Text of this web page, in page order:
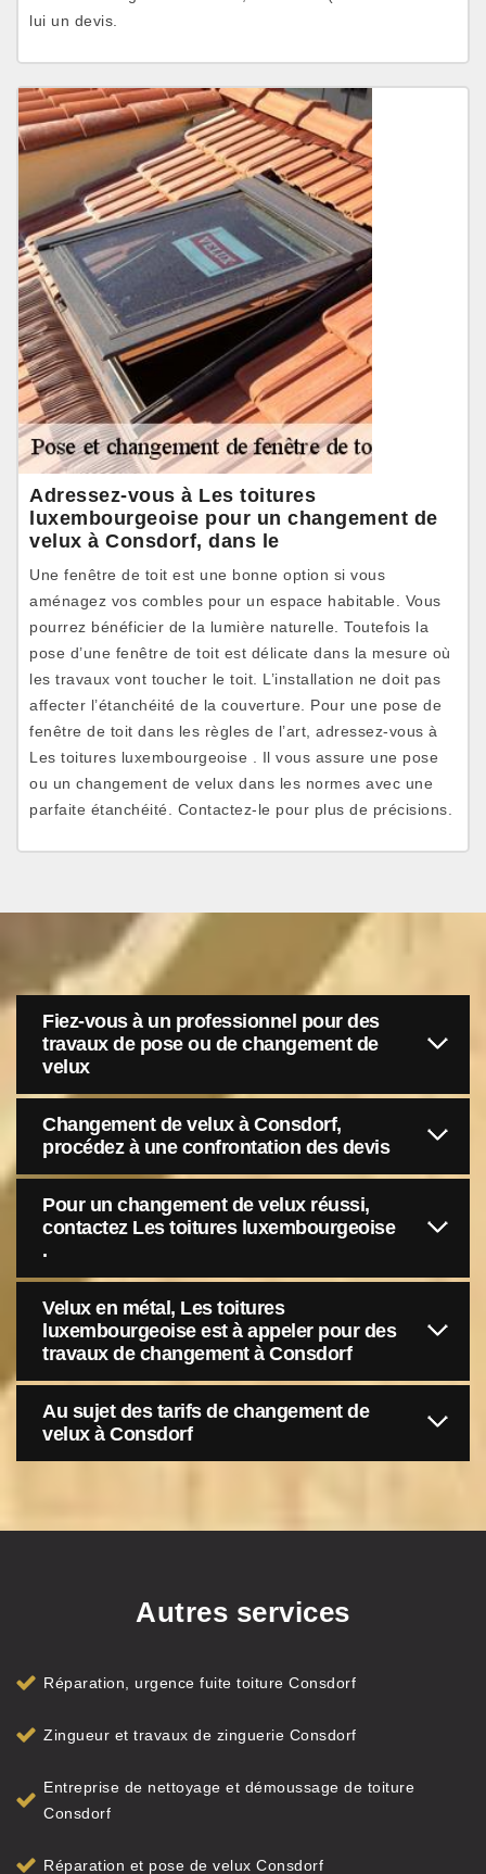
lui un devis.
Adressez-vous à Les toitures
luxembourgeoise pour un changement de
velux à Consdorf, dans le
Une fenêtre de toit est une bonne option si vous
aménagez vos combles pour un espace habitable. Vous
pourrez bénéficier de la lumière naturelle. Toutefois la
pose d’une fenêtre de toit est délicate dans la mesure où
les travaux vont toucher le toit. L’installation ne doit pas
affecter l’étanchéité de la couverture. Pour une pose de
fenêtre de toit dans les règles de l’art, adressez-vous à
Les toitures luxembourgeoise . Il vous assure une pose
ou un changement de velux dans les normes avec une
parfaite étanchéité. Contactez-le pour plus de précisions.
Fiez-vous à un professionnel pour des
travaux de pose ou de changement de
velux
Changement de velux à Consdorf,
procédez à une confrontation des devis
Pour un changement de velux réussi,
contactez Les toitures luxembourgeoise
.
Velux en métal, Les toitures
luxembourgeoise est à appeler pour des
travaux de changement à Consdorf
Au sujet des tarifs de changement de
velux à Consdorf
Autres services
Réparation, urgence fuite toiture Consdorf
Zingueur et travaux de zinguerie Consdorf
Entreprise de nettoyage et démoussage de toiture
Consdorf
Réparation et pose de velux Consdorf